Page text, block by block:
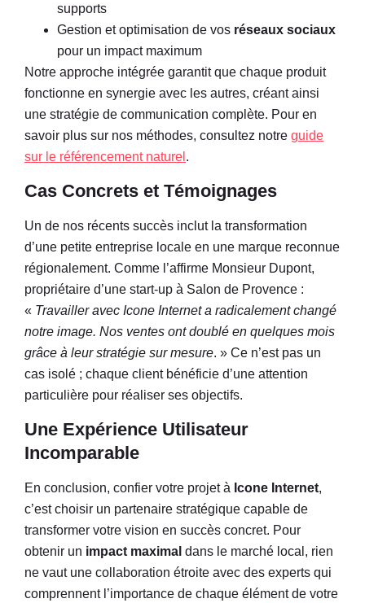
supports
Gestion et optimisation de vos réseaux sociaux
pour un impact maximum
Notre approche intégrée garantit que chaque produit
fonctionne en synergie avec les autres, créant ainsi
une stratégie de communication complète. Pour en
savoir plus sur nos méthodes, consultez notre guide
sur le référencement naturel .
Cas Concrets et Témoignages
Un de nos récents succès inclut la transformation
d’une petite entreprise locale en une marque reconnue
régionalement. Comme l’affirme Monsieur Dupont,
propriétaire d’une start-up à Salon de Provence :
« Travailler avec Icone Internet a radicalement changé
notre image. Nos ventes ont doublé en quelques mois
grâce à leur stratégie sur mesure. » Ce n’est pas un
cas isolé ; chaque client bénéficie d’une attention
particulière pour réaliser ses objectifs.
Une Expérience Utilisateur
Incomparable
En conclusion, confier votre projet à Icone Internet,
c’est choisir un partenaire stratégique capable de
transformer votre vision en succès concret. Pour
obtenir un impact maximal dans le marché local, rien
ne vaut une collaboration étroite avec des experts qui
comprennent l’importance de chaque élément de votre